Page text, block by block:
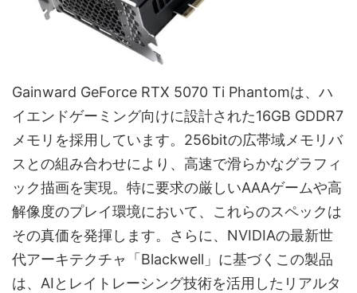
Gainward GeForce RTX 5070 Ti Phantomは、ハ
イエンドゲーミング向けに設計された16GB GDDR7
メモリを採用しています。256bitの広帯域メモリバ
スとの組み合わせにより、高速で滑らかなグラフィ
ック描画を実現。特に要求の厳しいAAAゲームや高
解像度のプレイ環境において、これらのスペックは
その真価を発揮します。さらに、NVIDIAの最新世
代アーキテクチャ「Blackwell」に基づくこの製品
は、AIとレイトレーシング技術を活用したリアルタ